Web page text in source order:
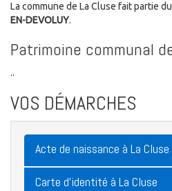
La commune de La Cluse fait partie du
EN-DEVOLUY.
Patrimoine communal
..
VOS DÉMARCHES
Acte de naissance à La Cluse
Carte d'identité à La Cluse